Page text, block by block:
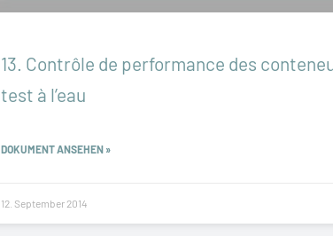
13. Contrôle de performance des
test à l’eau
DOKUMENT ANSEHEN »
12. September 2014